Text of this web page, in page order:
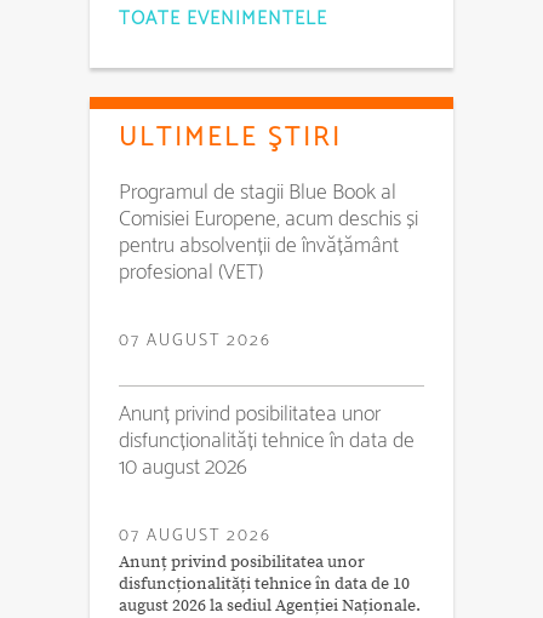
TOATE EVENIMENTELE
ULTIMELE ŞTIRI
Programul de stagii Blue Book al
Comisiei Europene, acum deschis și
pentru absolvenții de învățământ
profesional (VET)
07 AUGUST 2026
Anunț privind posibilitatea unor
disfuncționalități tehnice în data de
10 august 2026
07 AUGUST 2026
Anunț privind posibilitatea unor
disfuncționalități tehnice în data de 10
august 2026 la sediul Agenției Naționale.